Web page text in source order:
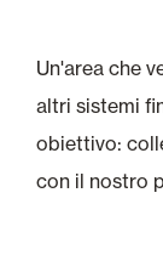
Un'area che
altri sistemi
obiettivo:
con il nostro